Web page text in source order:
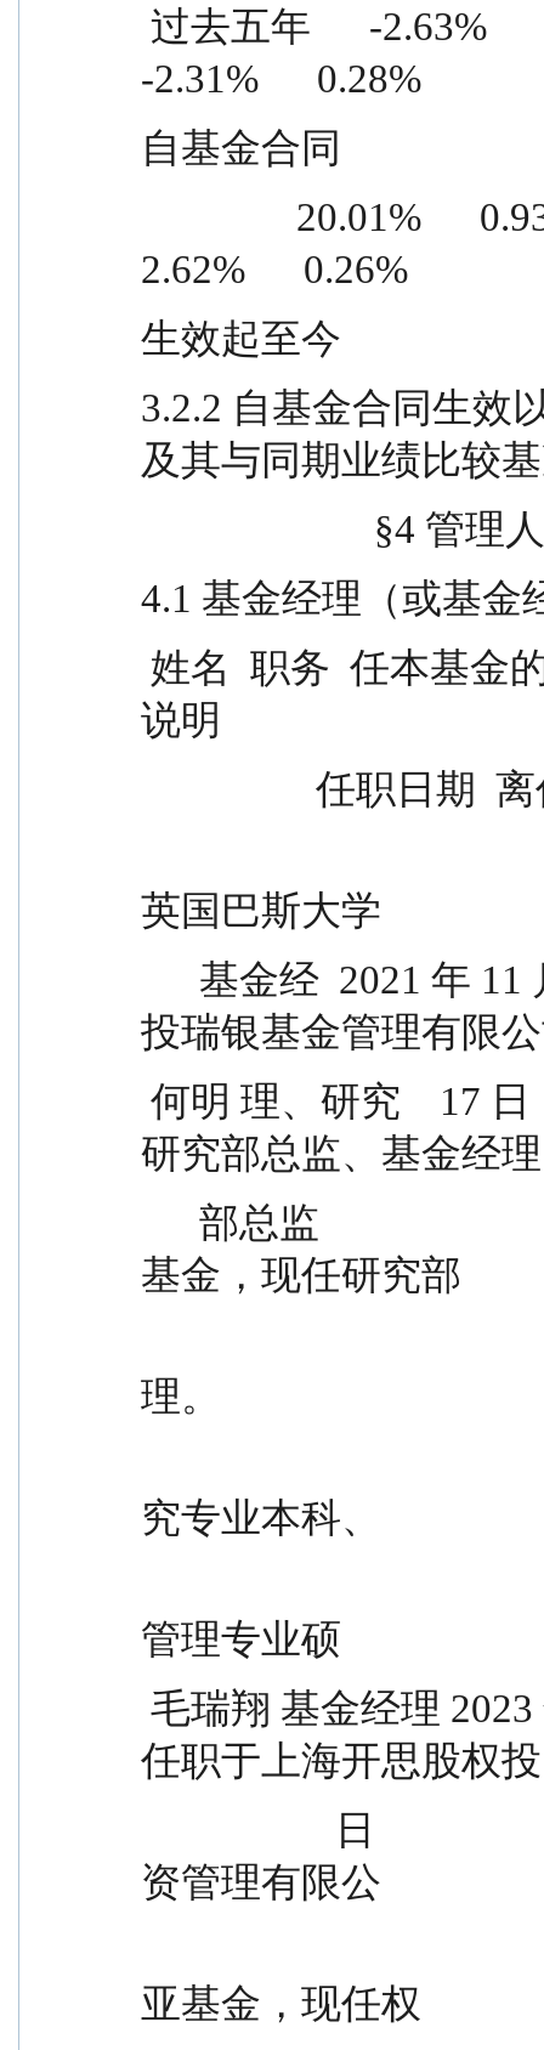
-2.31%      0.28%
自基金合同
2.62%      0.26%
生效起至今
3.2.2 自基金合同生效
及其与同期业绩比较
4.1 基金经理（或基金
说明
任
英国巴斯大学
投瑞银基金管理有限
研究部总监、基金经
基金，现任研究部
理。
究专业本科、
管理专业硕
任职于上海开思股权
资管理有限公
亚基金，现任权